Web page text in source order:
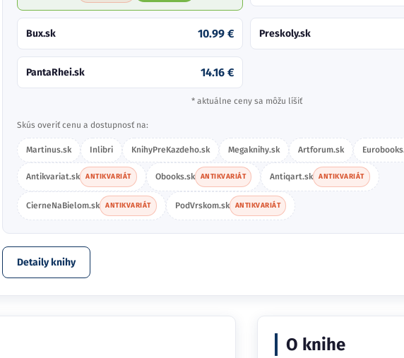
Bux.sk 10.99 € Preskoly.sk
PantaRhei.sk 14.16 €
* aktuálne ceny sa môžu líšiť
Skús overiť cenu a dostupnosť na:
Martinus.sk Inlibri KnihyPreKazdeho.sk Megaknihy.sk Artforum.sk
Antikvariat.sk ANTIKVARIÁT Obooks.sk ANTIKVARIÁT Antiqart.sk ANTIKVARIÁT
CierneNaBielom.sk ANTIKVARIÁT PodVrskom.sk ANTIKVARIÁT
Detaily knihy
O knihe